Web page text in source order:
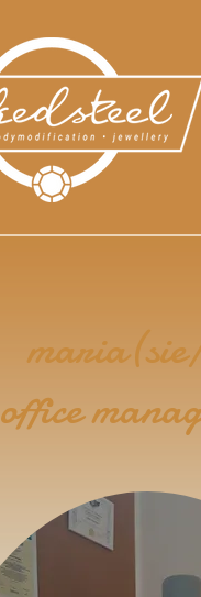
office